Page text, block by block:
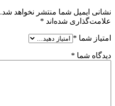
نشانی ایمیل شما منتشر نخواهد شد.
علامت‌گذاری شده‌اند *
امتیاز شما *
دیدگاه شما *